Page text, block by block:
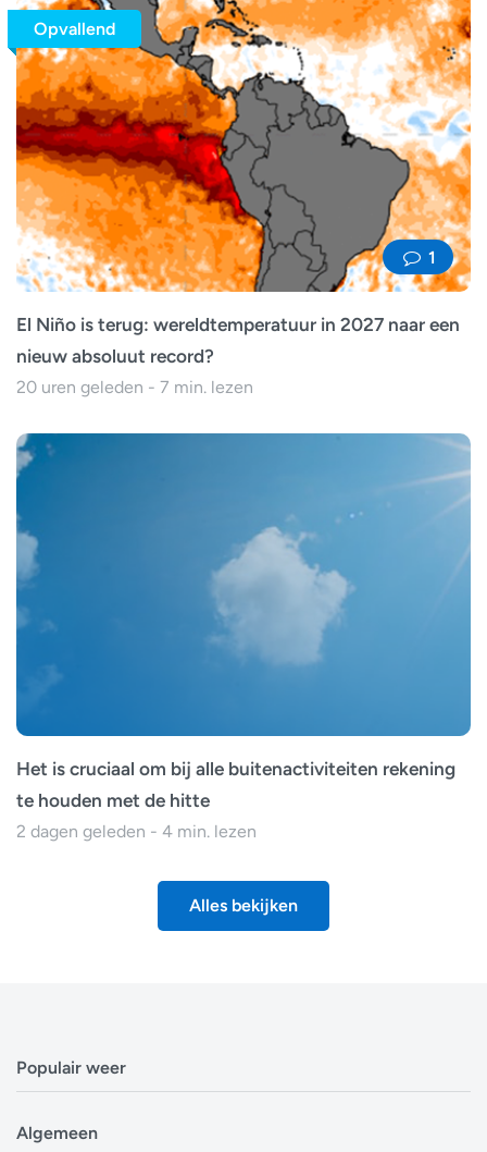
1
Opvallend
El Niño is terug: wereldtemperatuur in 2027 naar een
nieuw absoluut record?
20 uren geleden - 7 min. lezen
Het is cruciaal om bij alle buitenactiviteiten rekening
te houden met de hitte
2 dagen geleden - 4 min. lezen
Alles bekijken
Populair weer
Weerbericht Brussel
Algemeen